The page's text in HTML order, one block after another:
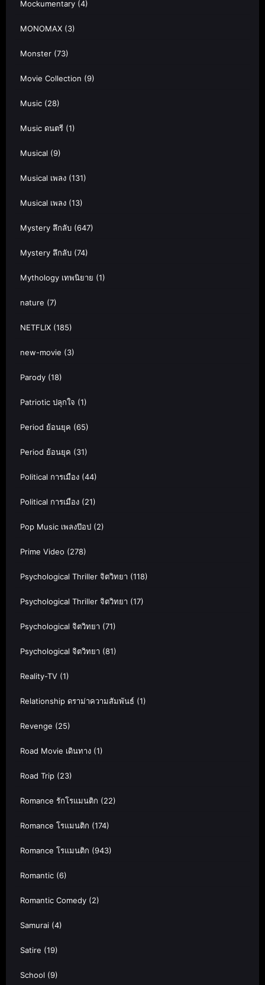
Mockumentary (4)
MONOMAX (3)
Monster (73)
Movie Collection (9)
Music (28)
Music ดนตรี (1)
Musical (9)
Musical เพลง (131)
Musical เพลง (13)
Mystery ลึกลับ (647)
Mystery ลึกลับ (74)
Mythology เทพนิยาย (1)
nature (7)
NETFLIX (185)
new-movie (3)
Parody (18)
Patriotic ปลุกใจ (1)
Period ย้อนยุค (65)
Period ย้อนยุค (31)
Political การเมือง (44)
Political การเมือง (21)
Pop Music เพลงป๊อป (2)
Prime Video (278)
Psychological Thriller จิตวิทยา (118)
Psychological Thriller จิตวิทยา (17)
Psychological จิตวิทยา (71)
Psychological จิตวิทยา (81)
Reality-TV (1)
Relationship ดราม่าความสัมพันธ์ (1)
Revenge (25)
Road Movie เดินทาง (1)
Road Trip (23)
Romance รักโรแมนติก (22)
Romance โรแมนติก (174)
Romance โรแมนติก (943)
Romantic (6)
Romantic Comedy (2)
Samurai (4)
Satire (19)
School (9)